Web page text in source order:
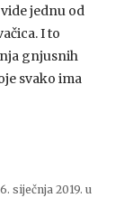
jednu od
I to
gnjusnih
svako ima
siječnja 2019. u